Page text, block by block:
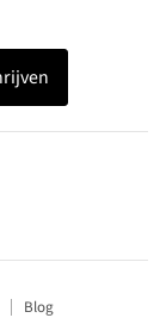
Blog